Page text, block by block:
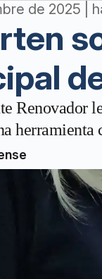
de 2025 |
Renovador
herramienta